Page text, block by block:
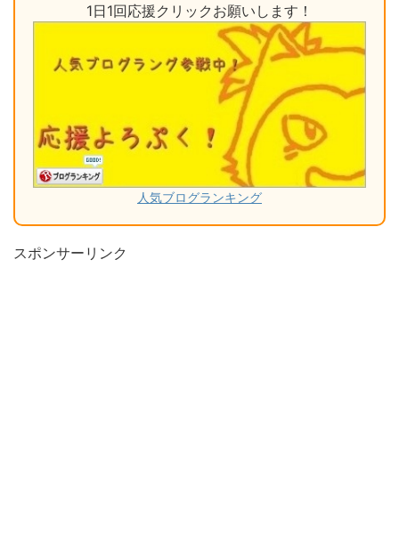
1日1回応援クリックお願いします！
人気ブログランキング
スポンサーリンク